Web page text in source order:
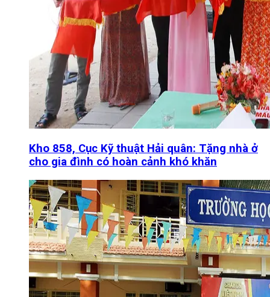
Kho 858, Cục Kỹ thuật Hải quân: Tặng nhà ở
cho gia đình có hoàn cảnh khó khăn